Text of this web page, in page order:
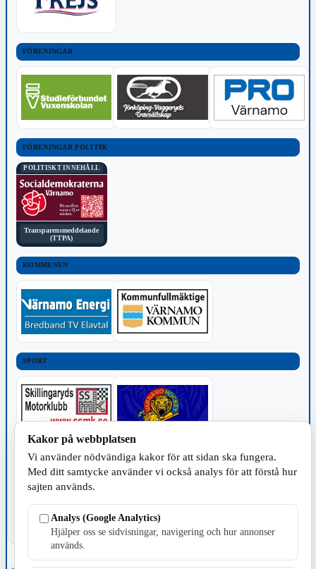
FÖRENINGAR
FÖRENINGAR POLITIK
POLITISKT INNEHÅLL
Transparensmeddelande
(TTPA)
KOMMUNEN
SPORT
TILLVERKNING
Kakor på webbplatsen
Vi använder nödvändiga kakor för att sidan ska fungera.
Med ditt samtycke använder vi också analys för att förstå hur
sajten används.
Analys (Google Analytics)
Hjälper oss se sidvisningar, navigering och hur annonser
används.